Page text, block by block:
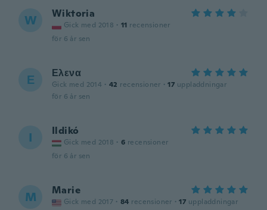
W Wiktoria
Gick med 2018 · 11 recensioner
för 6 år sen
Ε Ελενα
Gick med 2014 · 42 recensioner · 17 uppladdningar
för 6 år sen
I Ildikó
Gick med 2018 · 6 recensioner
för 6 år sen
M Marie
Gick med 2017 · 84 recensioner · 17 uppladdningar